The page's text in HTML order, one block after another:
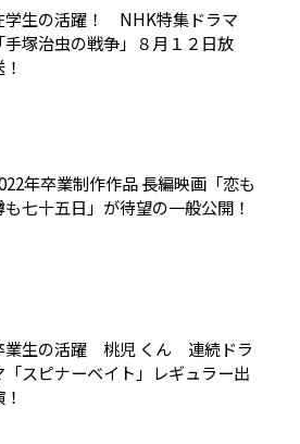
学生の活躍！ NHK特集ドラマ
「手塚治虫の戦争」８月１２日放
年卒業制作作品 長編映画「恋も
も七十五日」が待望の一般公開！
業生の活躍 桃児 くん 連続ドラ
「スピナーベイト」レギュラー出